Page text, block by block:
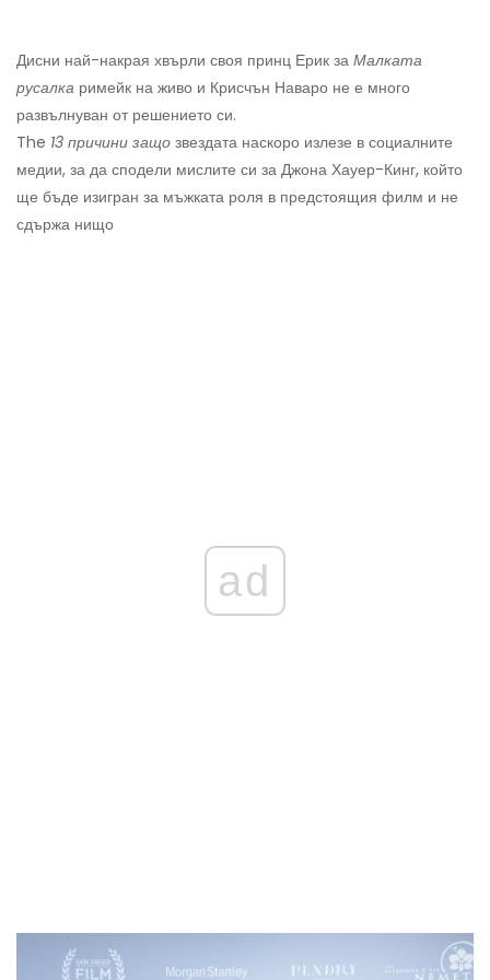
Дисни най-накрая хвърли своя принц Ерик за Малката
русалка римейк на живо и Крисчън Наваро не е много
развълнуван от решението си.
The 13 причини защо звездата наскоро излезе в социалните
медии, за да сподели мислите си за Джона Хауер-Кинг, който
ще бъде изигран за мъжката роля в предстоящия филм и не
сдържа нищо
ad